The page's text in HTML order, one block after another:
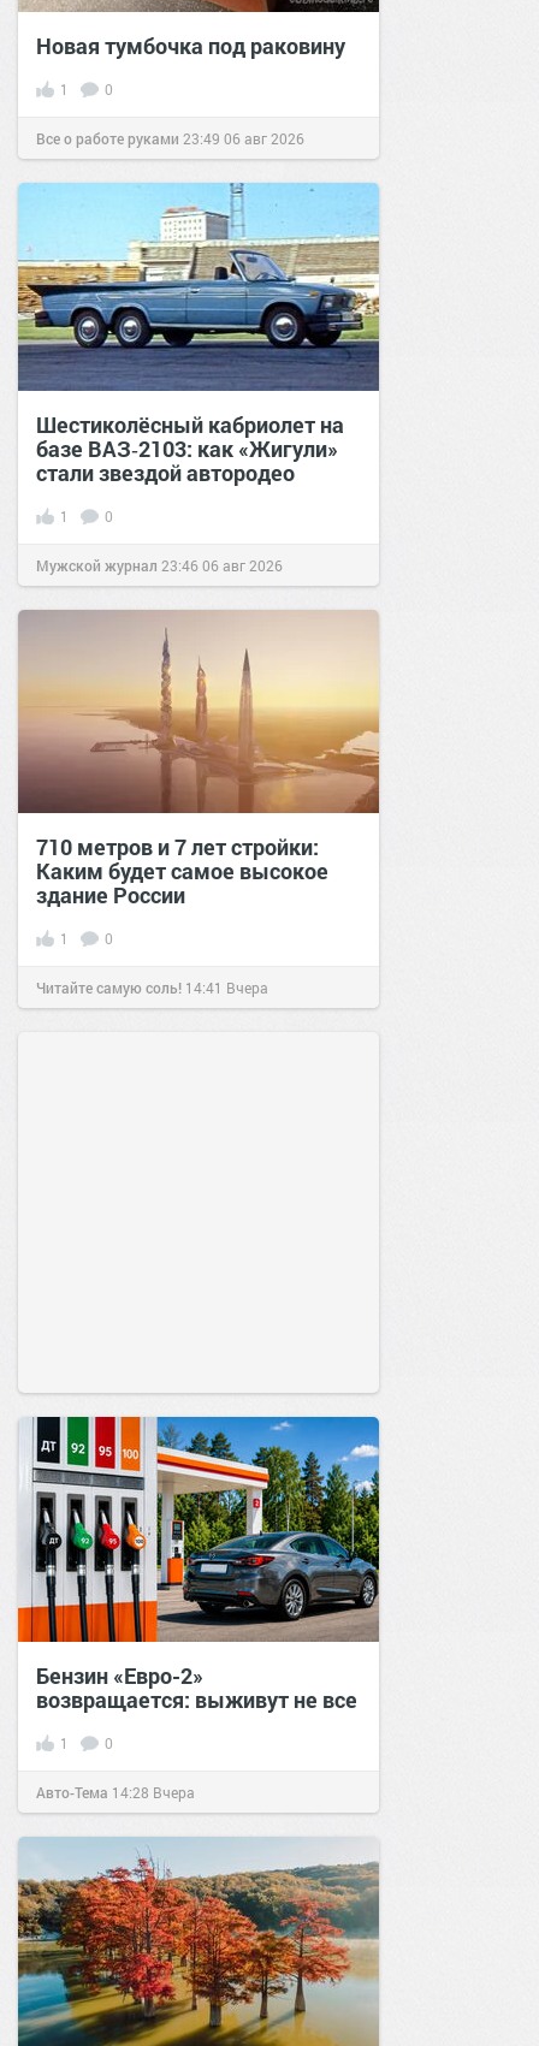
Новая тумбочка под раковину
1 0
Все о работе руками 23:49 06 авг 2026
Шестиколёсный кабриолет на
базе ВАЗ‑2103: как «Жигули»
стали звездой автородео
1 0
Мужской журнал 23:4606 авг 2026
710 метров и 7 лет стройки:
Каким будет самое высокое
здание России
1 0
Читайте самую соль! 14:41 Вчера
Бензин «Евро-2»
возвращается: выживут не все
1 0
Авто-Тема 14:28 Вчера